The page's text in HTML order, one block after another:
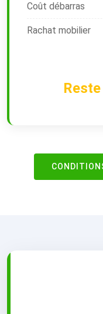
Coût débarras
Rachat mobilier